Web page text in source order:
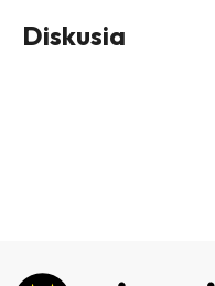
Diskusia